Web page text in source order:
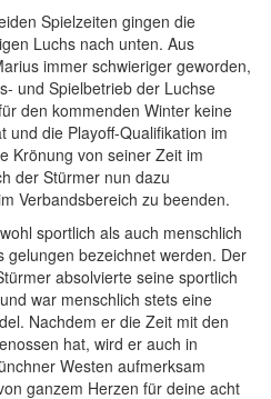
Spielzeiten gingen die
Luchs nach unten. Aus
immer schwieriger geworden,
und Spielbetrieb der Luchse
den kommenden Winter keine
und die Playoff-Qualifikation im
Krönung von seiner Zeit im
der Stürmer nun dazu
Verbandsbereich zu beenden.
sportlich als auch menschlich
gelungen bezeichnet werden. Der
absolvierte seine sportlich
war menschlich stets eine
Nachdem er die Zeit mit den
hat, wird er auch in
Westen aufmerksam
ganzem Herzen für deine acht